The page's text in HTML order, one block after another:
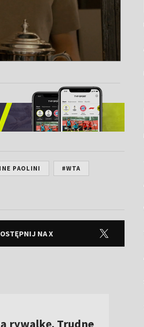
PAOLINI #WTA
NA X
rywalkę. Trudne